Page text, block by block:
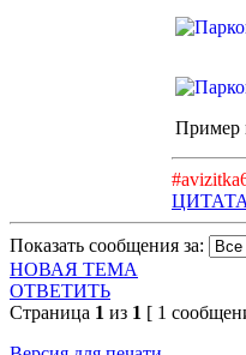
Пример
ЦИТАТА
Показать сообщения за:
НОВАЯ ТЕМА
ОТВЕТИТЬ
Страница 1 из 1 [ 1